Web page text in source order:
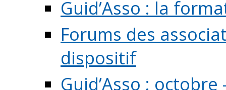
Guid’Asso : la
Forums des
dispositif
Guid’Asso :